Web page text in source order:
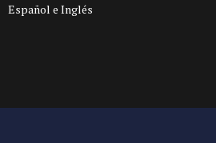
Español e Inglés